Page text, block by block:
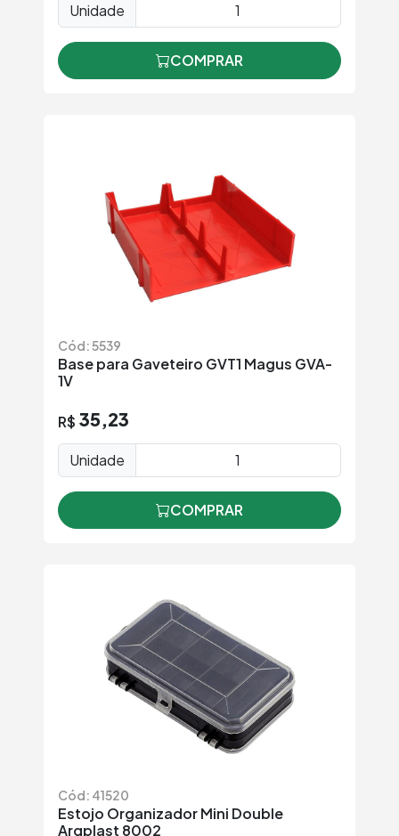
Unidade
COMPRAR
Cód: 5539
Base para Gaveteiro GVT1 Magus GVA-
1V
R$ 35,23
Unidade
COMPRAR
Cód: 41520
Estojo Organizador Mini Double
Arqplast 8002